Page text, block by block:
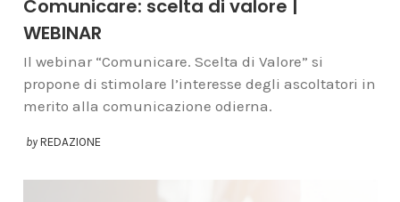
Comunicare: scelta di valore |
WEBINAR
Il webinar “Comunicare. Scelta di Valore” si
propone di stimolare l’interesse degli ascoltatori in
merito alla comunicazione odierna.
by REDAZIONE